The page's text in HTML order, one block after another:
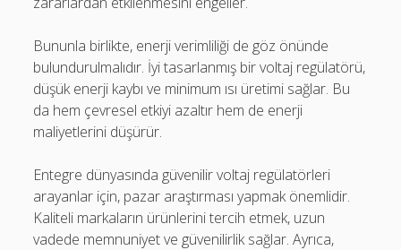
Bununla birlikte, enerji verimliliği de göz önünde
bulundurulmalıdır. İyi tasarlanmış bir voltaj regülatörü,
düşük enerji kaybı ve minimum ısı üretimi sağlar. Bu
da hem çevresel etkiyi azaltır hem de enerji
maliyetlerini düşürür.
Entegre dünyasında güvenilir voltaj regülatörleri
arayanlar için, pazar araştırması yapmak önemlidir.
Kaliteli markaların ürünlerini tercih etmek, uzun
vadede memnuniyet ve güvenilirlik sağlar. Ayrıca,